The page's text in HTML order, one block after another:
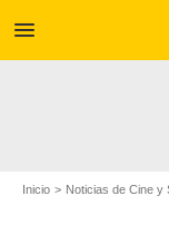
menu
Inicio Noticias de Cine y